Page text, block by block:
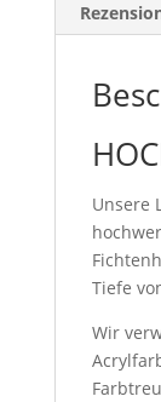
Unsere
Tiefe
Wir